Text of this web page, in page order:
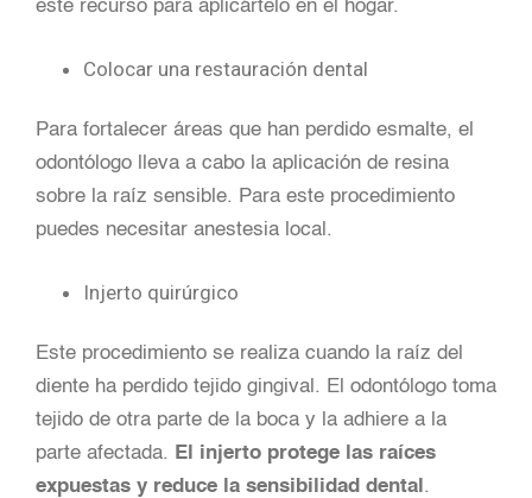
este recurso para aplicártelo en el hogar.
Colocar una restauración dental
Para fortalecer áreas que han perdido esmalte, el
odontólogo lleva a cabo la aplicación de resina
sobre la raíz sensible. Para este procedimiento
puedes necesitar anestesia local.
Injerto quirúrgico
Este procedimiento se realiza cuando la raíz del
diente ha perdido tejido gingival. El odontólogo toma
tejido de otra parte de la boca y la adhiere a la
parte afectada. El injerto protege las raíces
expuestas y reduce la sensibilidad dental .